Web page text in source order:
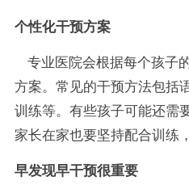
个性化干预方案
专业医院会根据每个孩子
方案。常见的干预方法包括
训练等。有些孩子可能还需
家长在家也要坚持配合训练
早发现早干预很重要